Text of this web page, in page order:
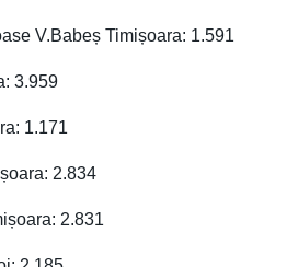
V.Babeș Timișoara: 1.591
3.959
1.171
2.834
2.831